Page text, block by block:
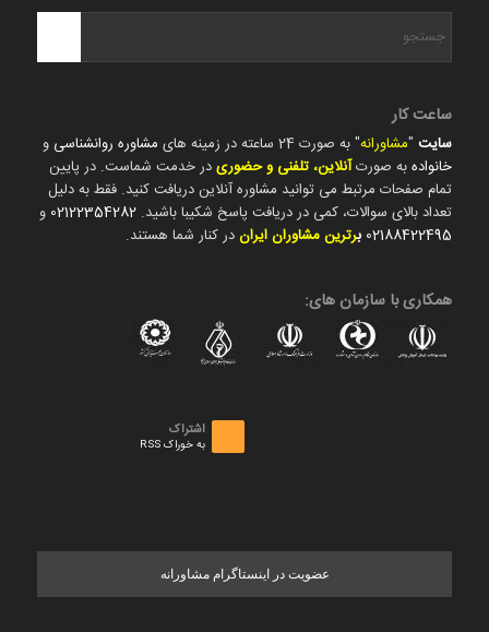
ساعت کار
سایت"مشاورانه" به صورت 24 ساعته در زمینه های مشاوره روانشناسی و
خانوادهبه صورتآنلاین، تلفنی و حضوریدر خدمت شماست. در پایین
تمام صفحات مرتبط می توانید مشاوره آنلاین دریافت کنید. فقط به دلیل
تعداد بالای سوالات، کمی در دریافت پاسخ شکیبا باشید. 02122354282 و
02188422495 برترین مشاوران ایراندر کنار شما هستند.
همکاری با سازمان های:
اشتراک
به خوراک RSS
عضویت در اینستاگرام مشاورانه